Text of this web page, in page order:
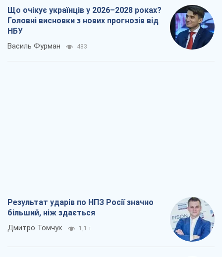
Що очікує українців у 2026–2028 роках?
Головні висновки з нових прогнозів від
НБУ
Василь Фурман 483
Результат ударів по НПЗ Росії значно
більший, ніж здається
Дмитро Томчук 1,1 т.